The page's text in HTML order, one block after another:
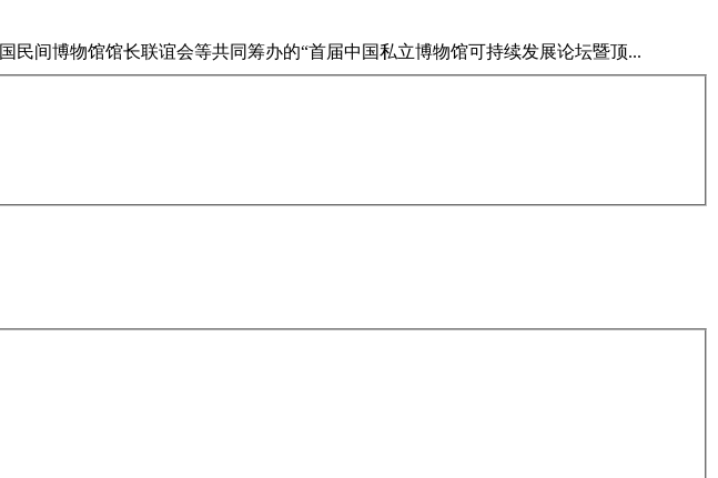
间博物馆馆长联谊会等共同筹办的“首届中国私立博物馆可持续发展论坛暨顶...